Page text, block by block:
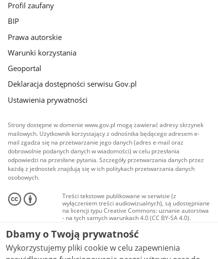
Profil zaufany
BIP
Prawa autorskie
Warunki korzystania
Geoportal
Deklaracja dostępności serwisu Gov.pl
Ustawienia prywatności
Strony dostępne w domenie www.gov.pl mogą zawierać adresy skrzynek
mailowych. Użytkownik korzystający z odnośnika będącego adresem e-
mail zgadza się na przetwarzanie jego danych (adres e-mail oraz
dobrowolnie podanych danych w wiadomości) w celu przesłania
odpowiedzi na przesłane pytania. Szczegóły przetwarzania danych przez
każdą z jednostek znajdują się w ich politykach przetwarzania danych
osobowych.
Treści tekstowe publikowane w serwisie (z
wyłączeniem treści audiowizualnych), są udostępniane
na licencji typu Creative Commons: uznanie autorstwa
- na tych samych warunkach 4.0 (CC BY-SA 4.0).
Materiały audiowizualne, w tym zdjęcia, materiały
audio i wideo, są udostępniane na licencji typu
Creative Commons: uznanie autorstwa użycie
niekomercyjne - bez utworów zależnych 4.0 (CC BY-
NC-ND 4.0), o ile nie jest to stwierdzone inaczej.
Dbamy o Twoją prywatność
Wykorzystujemy pliki cookie w celu zapewnienia